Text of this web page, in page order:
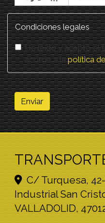
Condiciones legales
He leído y acepto el
acorde a lapolítica
Enviar
C/ Turquesa,
Industrial San
VALLADOLID,